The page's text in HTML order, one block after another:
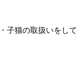
子猫の取扱いをして